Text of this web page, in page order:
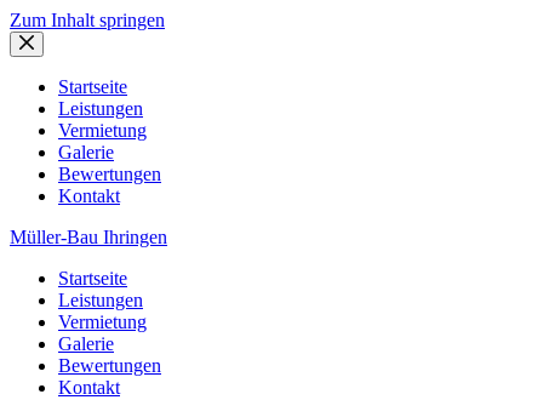
Zum Inhalt springen
Startseite
Leistungen
Vermietung
Galerie
Bewertungen
Kontakt
Müller-Bau Ihringen
Startseite
Leistungen
Vermietung
Galerie
Bewertungen
Kontakt